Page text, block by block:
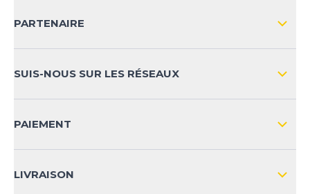
CONTACT
SÉCURITÉ DES PRODUITS
PARTENAIRE
SUIS-NOUS SUR LES RÉSEAUX
PAIEMENT
LIVRAISON